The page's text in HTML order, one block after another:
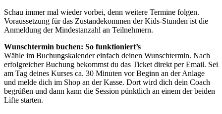
Schau immer mal wieder vorbei, denn weitere Termine folgen.
Voraussetzung für das Zustandekommen der Kids-Stunden ist die
Anmeldung der Mindestanzahl an Teilnehmern.
Wunschtermin buchen: So funktioniert’s
Wähle im Buchungskalender einfach deinen Wunschtermin. Nach
erfolgreicher Buchung bekommst du das Ticket direkt per Email. Sei
am Tag deines Kurses ca. 30 Minuten vor Beginn an der Anlage
und melde dich im Shop an der Kasse. Dort wird dich dein Coach
begrüßen und dann kann die Session pünktlich an einem der beiden
Lifte starten.